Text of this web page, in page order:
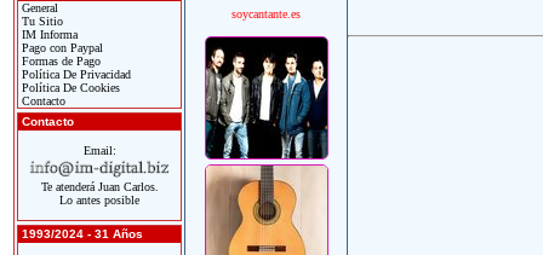
General
Tu Sitio
IM Informa
Pago con Paypal
Formas de Pago
Política De Privacidad
Política De Cookies
Contacto
Contacto
Email:
Te atenderá Juan Carlos.
Lo antes posible
1993/2024 - 31 Años
soycantante.es